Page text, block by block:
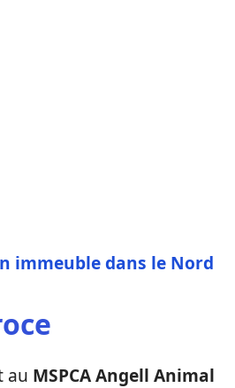
immeuble dans le Nord
au MSPCA Angell Animal